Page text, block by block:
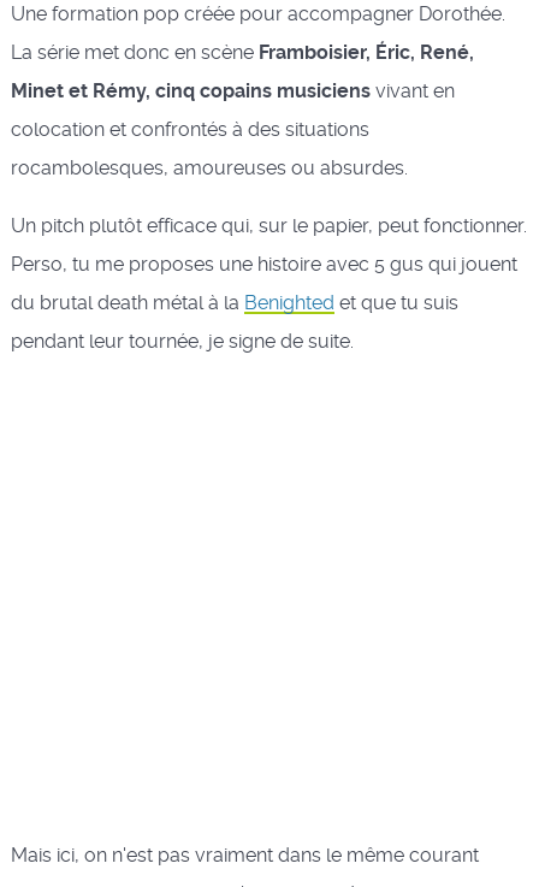
Une formation pop créée pour accompagner Dorothée.
La série met donc en scène Framboisier, Éric, René,
Minet et Rémy, cinq copains musiciensvivant en
colocation et confrontés à des situations
rocambolesques, amoureuses ou absurdes.
Un pitch plutôt efficace qui, sur le papier, peut fonctionner.
Perso, tu me proposes une histoire avec 5 gus qui jouent
du brutal death métal à la Benighted et que tu suis
pendant leur tournée, je signe de suite.
Mais ici, on n'est pas vraiment dans le même courant